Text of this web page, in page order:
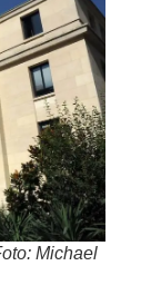
Michael